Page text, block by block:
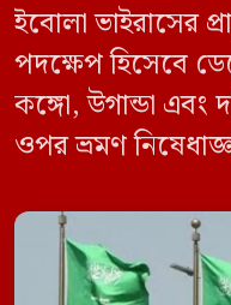
ইবোলা ভাইরাসের
পদক্ষেপ হিসেবে
কঙ্গো, উগান্ডা এবং
ওপর ভ্রমণ
যেকোনো
সৌদিতে প্রবেশ